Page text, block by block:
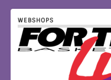
WEBSHOPS